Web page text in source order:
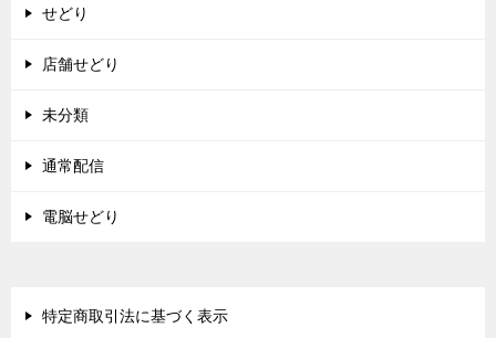
せどり
店舗せどり
未分類
通常配信
電脳せどり
特定商取引法に基づく表示